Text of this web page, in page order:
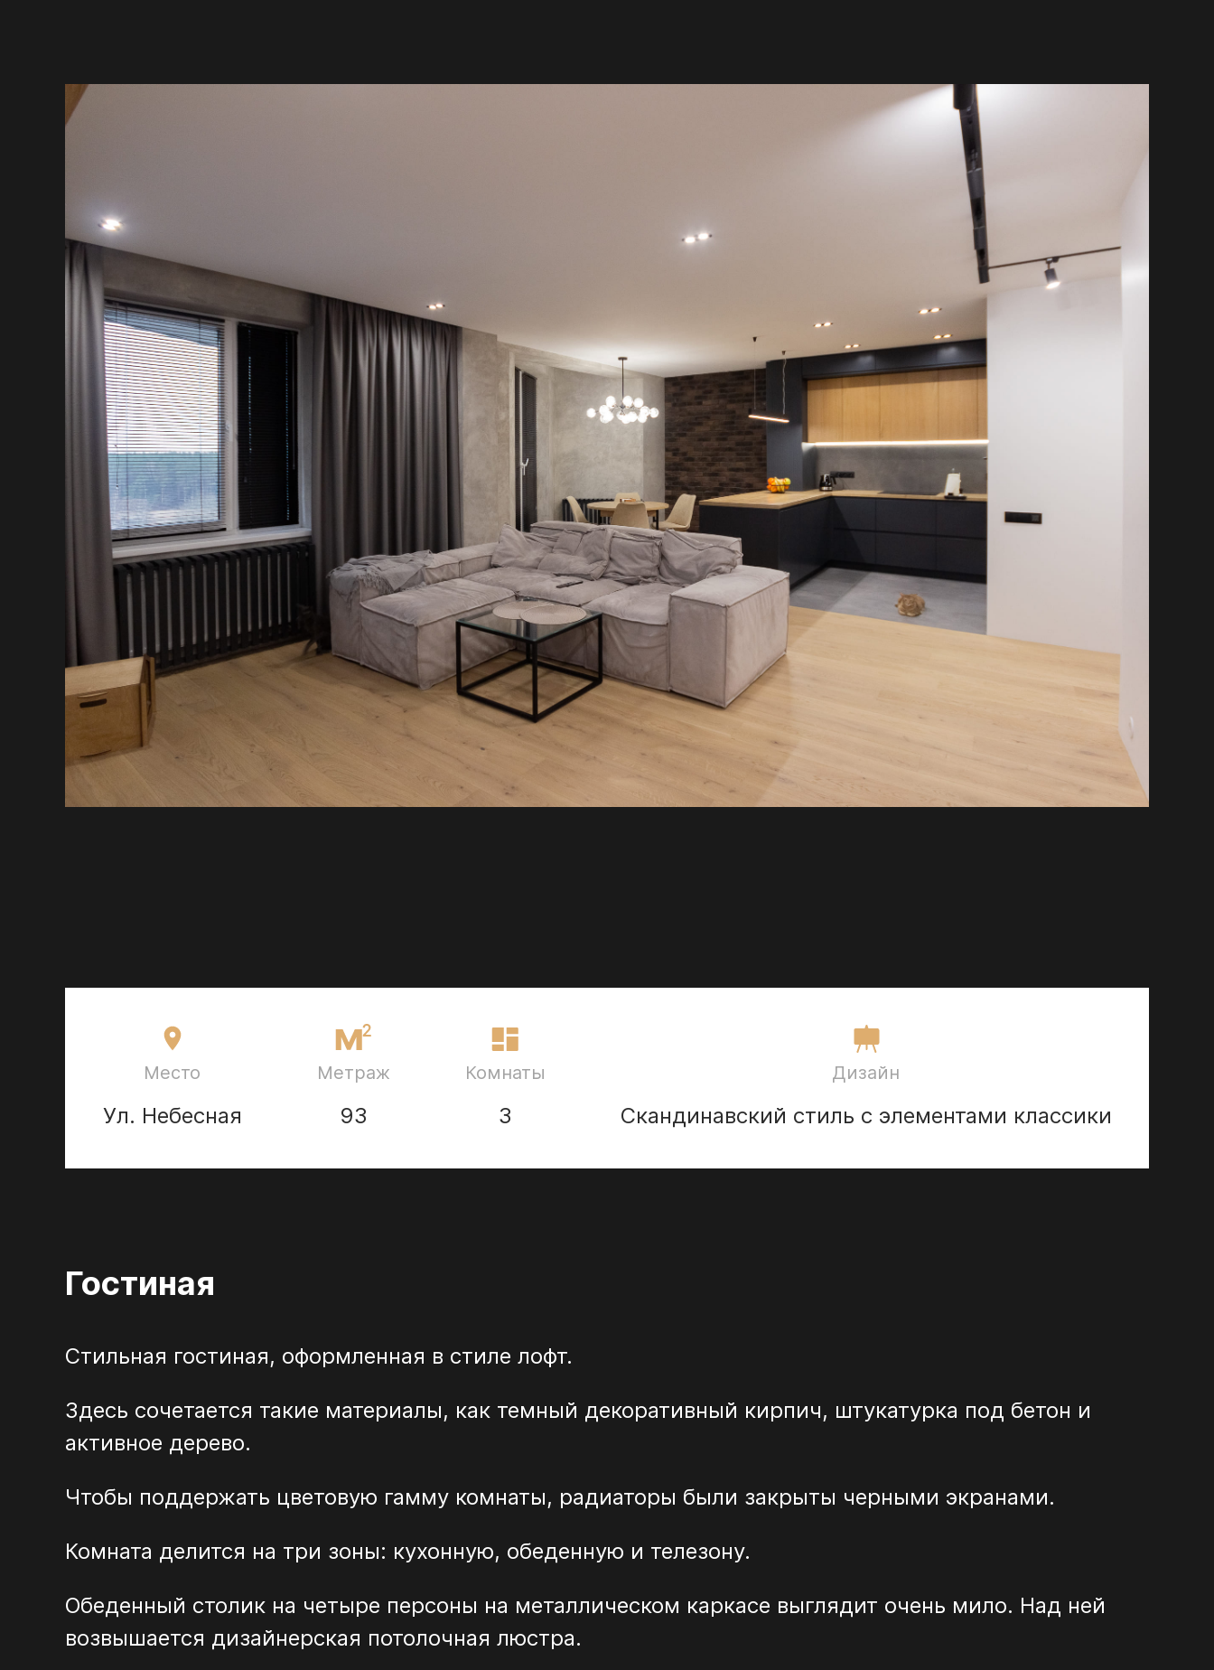
Место
Ул. Небесная
Метраж
93
Комнаты
3
Дизайн
Скандинавский стиль с элементами классики
Гостиная
Стильная гостиная, оформленная в стиле лофт.
Здесь сочетается такие материалы, как темный декоративный кирпич, штукатурка под бетон и
активное дерево.
Чтобы поддержать цветовую гамму комнаты, радиаторы были закрыты черными экранами.
Комната делится на три зоны: кухонную, обеденную и телезону.
Обеденный столик на четыре персоны на металлическом каркасе выглядит очень мило. Над ней
возвышается дизайнерская потолочная люстра.